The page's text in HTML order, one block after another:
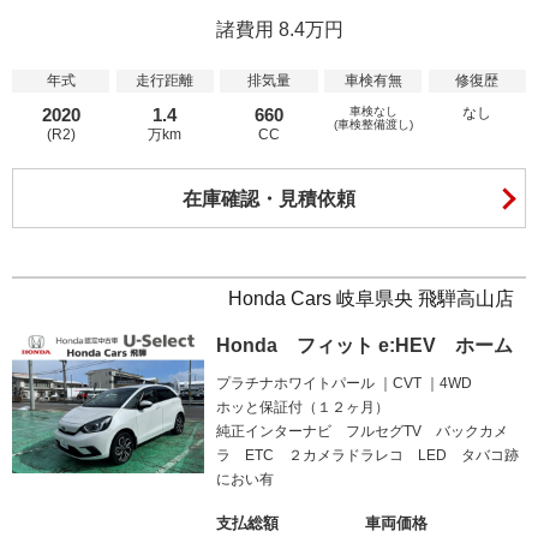
諸費用 8.4万円
年式
2020
(R2)
走行距離
1.4
万km
排気量
660
CC
車検有無
車検なし
(車検整備渡し)
修復歴
なし
在庫確認・見積依頼
Honda Cars 岐阜県央 飛騨高山店
Honda フィット e:HEV ホーム
プラチナホワイトパール CVT
4WD
ホッと保証付（１２ヶ月）
純正インターナビ フルセグTV バックカメ
ラ ETC ２カメラドラレコ LED タバコ跡
におい有
支払総額 車両価格